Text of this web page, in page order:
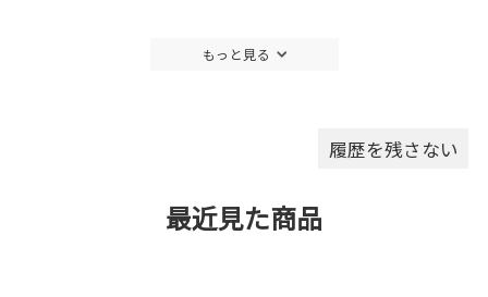
もっと見る
履歴を残さない
最近見た商品